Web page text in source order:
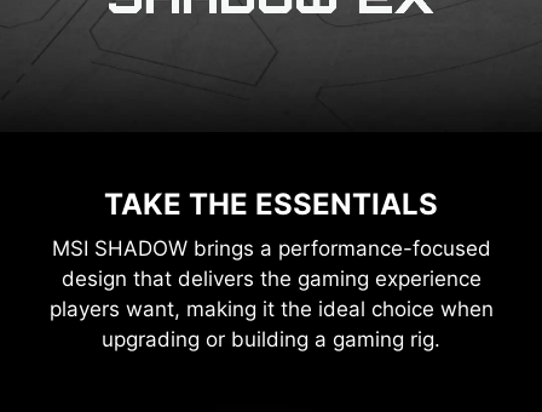
TAKE THE ESSENTIALS
MSI SHADOW brings a performance-focused
design that delivers the gaming experience
players want, making it the ideal choice when
upgrading or building a gaming rig.